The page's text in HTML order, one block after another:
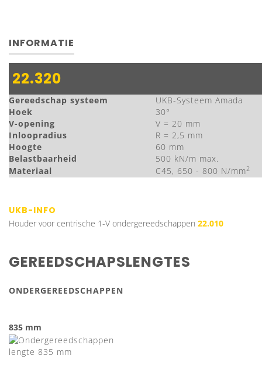
INFORMATIE
22.320
Gereedschap systeem
UKB-Systeem Amada
Hoek
30°
V-opening
V = 20 mm
Inloopradius
R = 2,5 mm
Hoogte
60 mm
Belastbaarheid
500 kN/m max.
Materiaal
C45, 650 - 800 N/mm2
UKB-INFO
Houder voor centrische 1-V ondergereedschappen 22.010
GEREEDSCHAPSLENGTES
ONDERGEREEDSCHAPPEN
835 mm